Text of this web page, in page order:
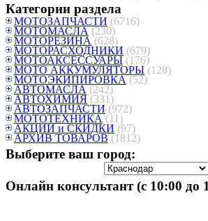
Категории раздела
МОТОЗАПЧАСТИ (6716)
МОТОМАСЛА (230)
МОТОРЕЗИНА (628)
МОТОРАСХОДНИКИ (679)
МОТОАКСЕССУАРЫ (176)
МОТО АККУМУЛЯТОРЫ (128)
МОТОЭКИПИРОВКА (52)
АВТОМАСЛА (242)
АВТОХИМИЯ (331)
АВТОЗАПЧАСТИ (972)
МОТОТЕХНИКА (11)
АКЦИИ и СКИДКИ (97)
АРХИВ ТОВАРОВ (1812)
Выберите ваш город:
Онлайн консультант (с 10:00 до